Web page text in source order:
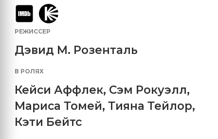
РЕЖИССЕР
Дэвид М. Розенталь
В РОЛЯХ
Кейси Аффлек, Сэм Рокуэлл,
Мариса Томей, Тияна Тейлор,
Кэти Бейтс